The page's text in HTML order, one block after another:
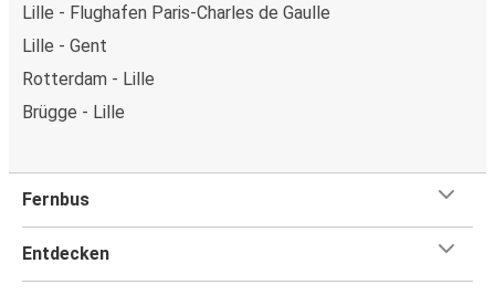
Lille - Flughafen Paris-Charles de Gaulle
Lille - Gent
Rotterdam - Lille
Brügge - Lille
Fernbus
Entdecken